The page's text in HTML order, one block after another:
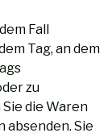
Fall
Tag, an dem
zu
die Waren
absenden. Sie